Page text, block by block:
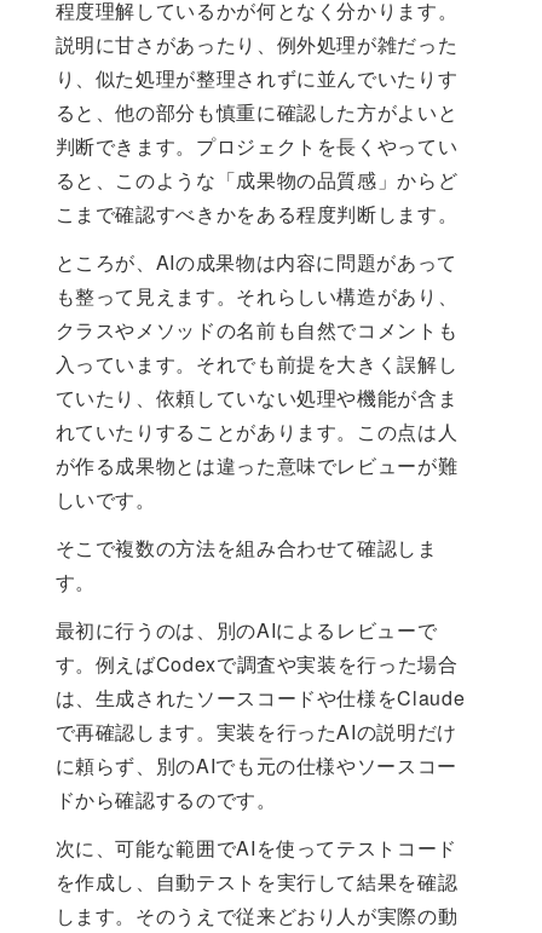
程度理解しているかが何となく分かります。
説明に甘さがあったり、例外処理が雑だった
り、似た処理が整理されずに並んでいたりす
ると、他の部分も慎重に確認した方がよいと
判断できます。プロジェクトを長くやってい
ると、このような「成果物の品質感」からど
こまで確認すべきかをある程度判断します。
ところが、AIの成果物は内容に問題があって
も整って見えます。それらしい構造があり、
クラスやメソッドの名前も自然でコメントも
入っています。それでも前提を大きく誤解し
ていたり、依頼していない処理や機能が含ま
れていたりすることがあります。この点は人
が作る成果物とは違った意味でレビューが難
しいです。
そこで複数の方法を組み合わせて確認しま
す。
最初に行うのは、別のAIによるレビューで
す。例えばCodexで調査や実装を行った場合
は、生成されたソースコードや仕様をClaude
で再確認します。実装を行ったAIの説明だけ
に頼らず、別のAIでも元の仕様やソースコー
ドから確認するのです。
次に、可能な範囲でAIを使ってテストコード
を作成し、自動テストを実行して結果を確認
します。そのうえで従来どおり人が実際の動